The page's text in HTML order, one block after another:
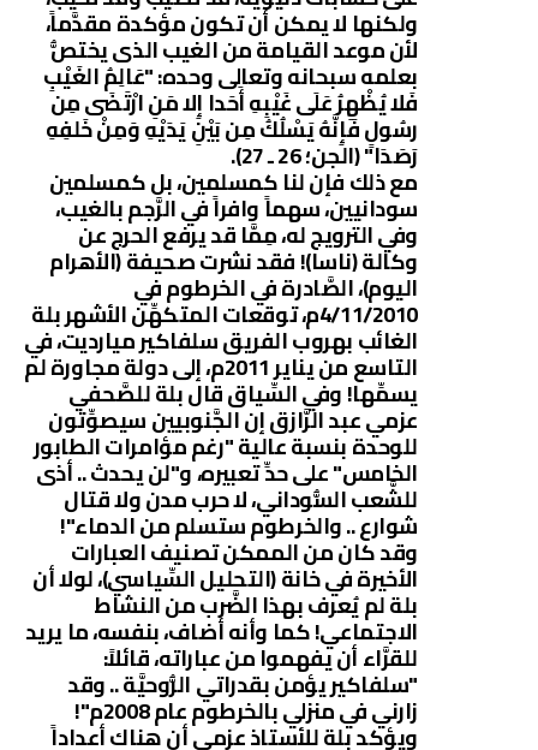
ولكنها لا يمكن أن تكون مؤكدة مقدَّماً،
لأن موعد القيامة من الغيب الذى يختصُّ
بعلمه سبحانه وتعالى وحده: "عَالِمُ الغَيْبِ
فَلا يُظْهِرُ عَلَى غَيْبِهِ أَحَدا إِلا مَنِ ارْتَضَى مِن
رسُولٍ فَإِنَّهُ يَسْلُكُ مِن بَيْنِ يَدَيْهِ وَمِنْ خَلفِهِ
رَصَدَا" (الجن؛ 26 ـ 27).
مع ذلك فإن لنا كمسلمين، بل كمسلمين
سودانيين، سهماً وافراً في الرَّجم بالغيب،
وفي الترويج له، مِمَّا قد يرفع الحرج عن
وكالة (ناسا)! فقد نشرت صحيفة (الأهرام
اليوم)، الصَّادرة في الخرطوم في
4/11/2010م، توقعات المتكهِّن الأشهر بلة
الغائب بهروب الفريق سلفاكير ميارديت، في
التاسع من يناير 2011م، إلى دولة مجاورة لم
يسمِّها! وفي السِّياق قال بلة للصَّحفي
عزمي عبد الرَّازق إن الجَّنوبيين سيصوِّتون
للوحدة بنسبة عالية "رغم مؤامرات الطابور
الخامس" على حدِّ تعبيره، و"لن يحدث .. أذى
للشَّعب السُّوداني، لا حرب مدن ولا قتال
شوارع .. والخرطوم ستسلم من الدماء"!
وقد كان من الممكن تصنيف العبارات
الأخيرة في خانة (التحليل السِّياسي)، لولا أن
بلة لم يُعرف بهذا الضَّرب من النشاط
الاجتماعي! كما وأنه أضاف، بنفسه، ما يريد
للقرَّاء أن يفهموا من عباراته، قائلاً:
"سلفاكير يؤمن بقدراتي الرُّوحيَّة .. وقد
زارني في منزلي بالخرطوم عام 2008م"!
ويؤكد بلة للأستاذ عزمي أن هناك أعداداً